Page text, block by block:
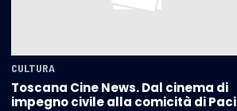
CULTURA
Toscana Cine News. Dal cinema di
impegno civile alla comicità di Paci